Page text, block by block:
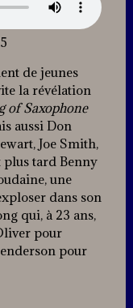
de jeunes
la révélation
of Saxophone
aussi Don
Joe Smith,
plus tard Benny
une
dans son
qui, à 23 ans,
pour
pour